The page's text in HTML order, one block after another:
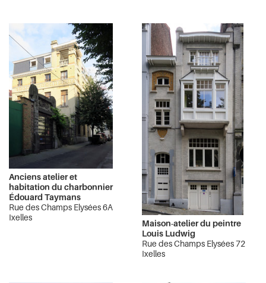
Anciens atelier et
habitation du charbonnier
Édouard Taymans
Rue des Champs Elysées 6A
Ixelles
Maison-atelier du peintre
Louis Ludwig
Rue des Champs Elysées 72
Ixelles